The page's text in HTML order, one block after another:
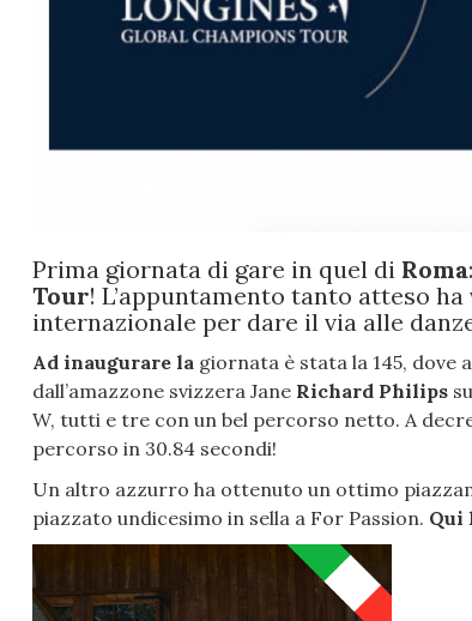
Prima giornata di gare in quel di Roma
Tour! L’appuntamento tanto atteso
internazionale per dare il via alle
Ad inaugurare la giornata è stata la 145, dove
dall’amazzone svizzera Jane Richard Philips
W, tutti e tre con un bel percorso netto. A
percorso in 30.84 secondi!
Un altro azzurro ha ottenuto un ottimo
piazzato undicesimo in sella a For Passion. Qui